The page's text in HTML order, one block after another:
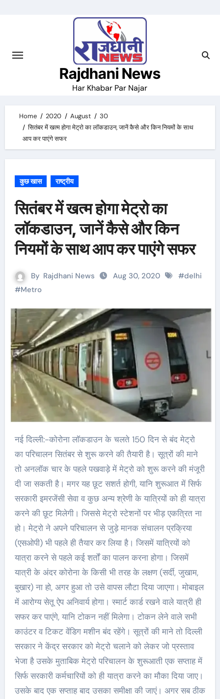
Rajdhani News
Har Khabar Par Najar
Home 2020 August
30
सितंबर में खत्म होगा मेट्रो का लॉकडाउन, जानें कैसे और किन नियमों के साथ
आप कर पाएंगे सफर
कुछ खास राष्ट्रीय
सितंबर में खत्म होगा मेट्रो का
लॉकडाउन, जानें कैसे और किन
नियमों के साथ आप कर पाएंगे सफर
By Rajdhani News Aug 30, 2020 #delhi
#Metro
नई दिल्ली:-कोरोना लॉकडाउन के चलते 150 दिन से बंद मेट्रो
का परिचालन सितंबर से शुरू करने की तैयारी है। सूत्रों की माने
तो अनलॉक चार के पहले पखवाड़े में मेट्रो को शुरू करने की मंजूरी
दी जा सकती है। मगर यह छूट सशर्त होगी, यानि शुरूआत में सिर्फ
सरकारी इमरजेंसी सेवा व कुछ अन्य श्रेणी के यात्रियों को ही यात्रा
करने की छूट मिलेगी। जिससे मेट्रो स्टेशनों पर भीड़ एकत्रित ना
हो। मेट्रो ने अपने परिचालन से जुड़े मानक संचालन प्रक्रिया
(एसओपी) भी पहले ही तैयार कर लिया है। जिसमें यात्रियों को
यात्रा करने से पहले कई शर्तों का पालन करना होगा। जिसमें
यात्री के अंदर कोरोना के किसी भी तरह के लक्षण (सर्दी, जुखाम,
बुखार) ना हो, अगर हुआ तो उसे वापस लौटा दिया जाएगा। मोबाइल
में आरोग्य सेतू ऐप अनिवार्य होगा। स्मार्ट कार्ड रखने वाले यात्री ही
सफर कर पाएंगे, यानि टोकन नहीं मिलेगा। टोकन लेने वाले सभी
काउंटर व टिकट वेंडिग मशीन बंद रहेंगे। सूत्रों की माने तो दिल्ली
सरकार ने केंद्र सरकार को मेट्रो चलाने को लेकर जो प्रस्ताव
भेजा है उसके मुताबिक मेट्रो परिचालन के शुरूआती एक सप्ताह में
सिर्फ सरकारी कर्मचारियों को ही यात्रा करने का मौका दिया जाए।
उसके बाद एक सप्ताह बाद उसका समीक्षा की जाएं। अगर सब ठीक